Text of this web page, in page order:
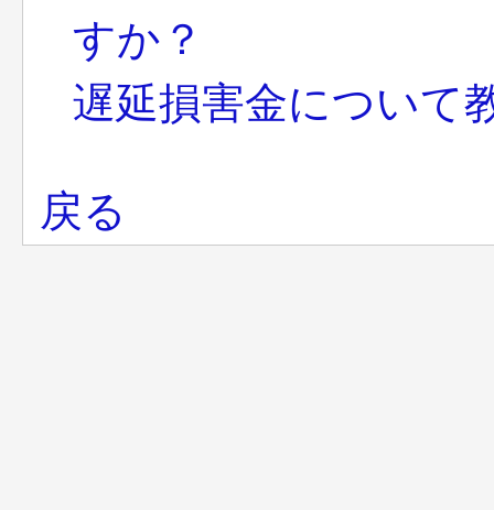
すか？
遅延損害金について
戻る